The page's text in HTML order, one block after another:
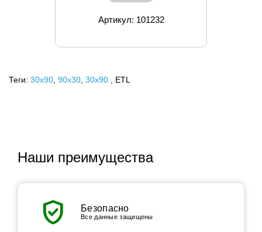
Артикул: 101232
Теги: 30x90 90х30 30х90 , ETL
Наши преимущества
verified_user Безопасно
Все данные защищены